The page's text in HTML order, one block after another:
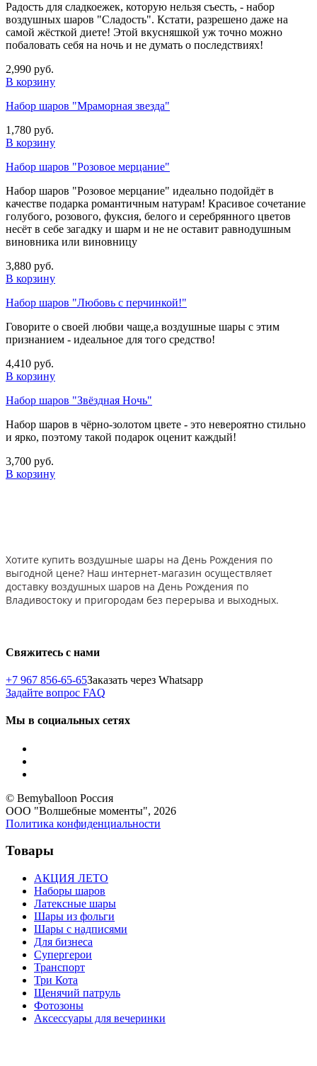
Радость для сладкоежек, которую нельзя съесть, - набор
воздушных шаров "Сладость". Кстати, разрешено даже на
самой жёсткой диете! Этой вкусняшкой уж точно можно
побаловать себя на ночь и не думать о последствиях!
2,990 руб.
В корзину
Набор шаров "Мраморная звезда"
1,780 руб.
В корзину
Набор шаров "Розовое мерцание"
Набор шаров "Розовое мерцание" идеально подойдёт в
качестве подарка романтичным натурам! Красивое сочетание
голубого, розового, фуксия, белого и серебрянного цветов
несёт в себе загадку и шарм и не не оставит равнодушным
виновника или виновницу
3,880 руб.
В корзину
Набор шаров "Любовь с перчинкой!"
Говорите о своей любви чаще,а воздушные шары с этим
признанием - идеальное для того средство!
4,410 руб.
В корзину
Набор шаров "Звёздная Ночь"
Набор шаров в чёрно-золотом цвете - это невероятно стильно
и ярко, поэтому такой подарок оценит каждый!
3,700 руб.
В корзину
Хотите купить воздушные шары на День Рождения по
выгодной цене? Наш интернет-магазин осуществляет
доставку воздушных шаров на День Рождения по
Владивостоку и пригородам без перерыва и выходных.
Свяжитесь с нами
+7 967 856-65-65Заказать через Whatsapp
Задайте вопрос FAQ
Мы в социальных сетях
© Bemyballoon Россия
ООО "Волшебные моменты", 2026
Политика конфиденциальности
Товары
АКЦИЯ ЛЕТО
Наборы шаров
Латексные шары
Шары из фольги
Шары с надписями
Для бизнеса
Супергерои
Транспорт
Три Кота
Щенячий патруль
Фотозоны
Аксессуары для вечеринки